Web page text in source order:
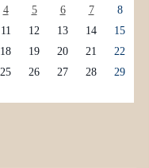
4 5 6 7
8
11 12 13 14
15
18 19 20 21
22
25 26 27 28
29